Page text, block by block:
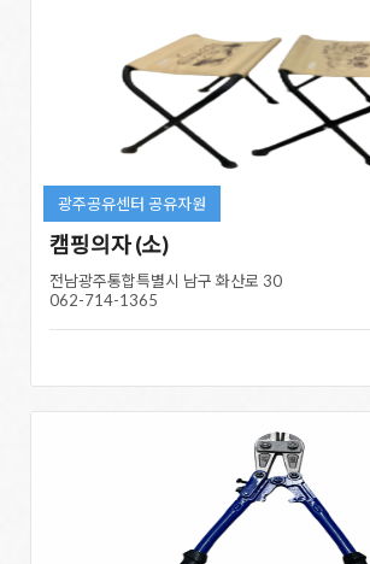
광주공유센터 공유자원
캠핑의자 (소)
전남광주통합특별시 남구 화산로 30
062-714-1365